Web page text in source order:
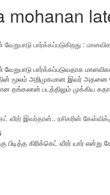
mohanan
பார்க்கப்படுகிறது :
பார்க்கப்படுவதாக
மூலம் அறிமுகமான இவர் அதனை
தங்கலான் படத்திலும் முக்கிய
வீரர் இவர்தான்.. ரசிகரின்
பிடித்த கிரிக்கெட் வீரர் யார்